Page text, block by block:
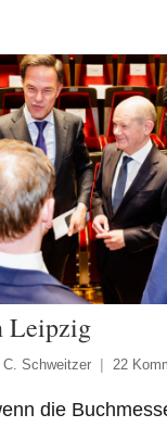
Leipzig
C. Schweitzer 22
die